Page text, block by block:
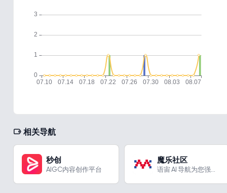
相关导航
秒创
AIGC内容创作平台
魔乐社区